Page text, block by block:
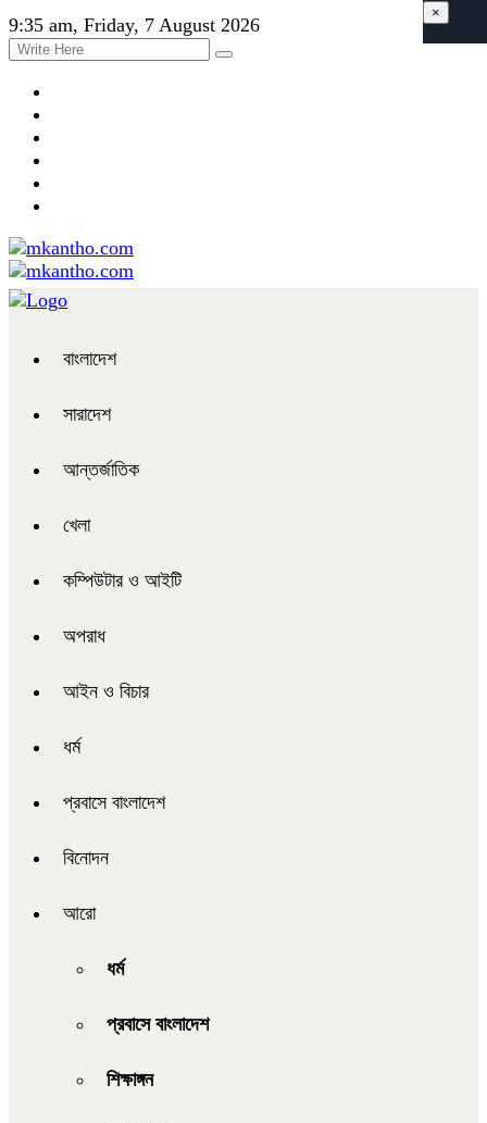
9:35 am, Friday, 7 August 2026
বাংলাদেশ
সারাদেশ
আন্তর্জাতিক
খেলা
কম্পিউটার ও আইটি
অপরাধ
আইন ও বিচার
ধর্ম
প্রবাসে বাংলাদেশ
বিনোদন
আরো
ধর্ম
প্রবাসে বাংলাদেশ
শিক্ষাঙ্গন
×